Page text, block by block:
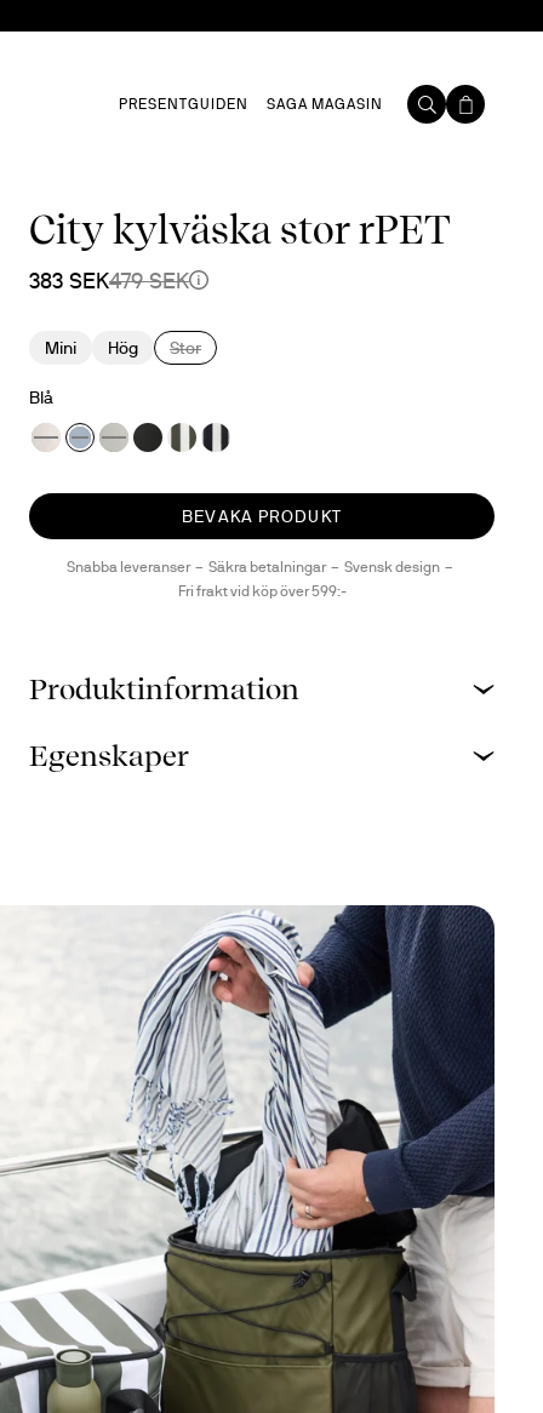
PRESENTGUIDEN SAGA MAGASIN
City kylväska stor rPET
383 SEK479 SEK
Mini Hög Stor
Blå
BEVAKA PRODUKT
Snabba leveranser Säkra betalningar
Svensk design
Fri frakt vid köp över 599:-
Produktinformation
Egenskaper